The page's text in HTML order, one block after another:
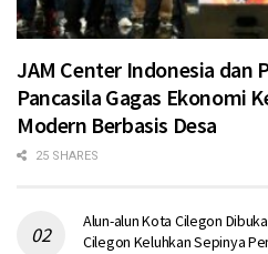
JAM Center Indonesia dan
Pancasila Gagas Ekonomi
Modern Berbasis Desa
25 SHARES
Alun-alun Kota Cilegon
Cilegon Keluhkan Sepinya